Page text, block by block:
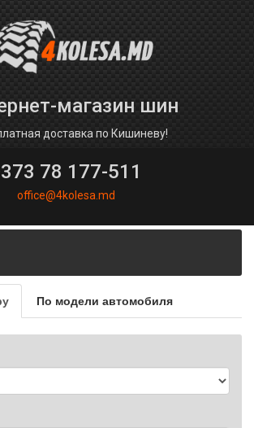
магазин шин
доставка по Кишиневу!
78 177-511
office@4kolesa.md
По модели автомобиля